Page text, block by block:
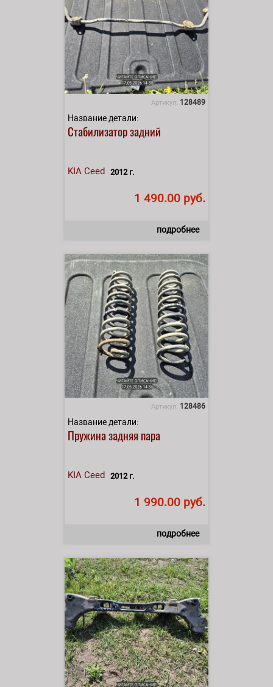
Артикул: 128489
Название детали:
Стабилизатор задний
KIA Ceed 2012 г.
1 490.00 руб.
подробнее
Артикул: 128486
Название детали:
Пружина задняя пара
KIA Ceed 2012 г.
1 990.00 руб.
подробнее